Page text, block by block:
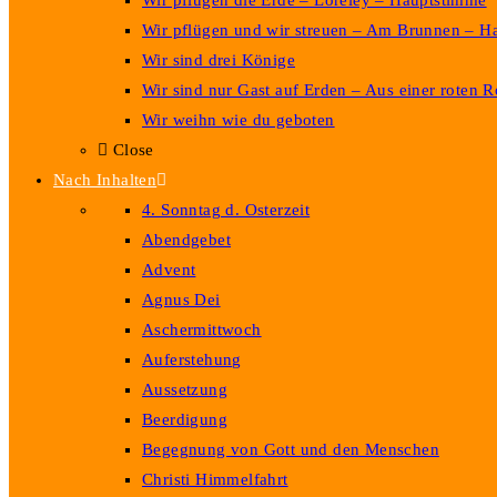
Wir pflügen und wir streuen – Am Brunnen –
Wir sind drei Könige
Wir sind nur Gast auf Erden – Aus einer roten
Wir weihn wie du geboten
Close
Nach Inhalten
4. Sonntag d. Osterzeit
Abendgebet
Advent
Agnus Dei
Aschermittwoch
Auferstehung
Aussetzung
Beerdigung
Begegnung von Gott und den Menschen
Christi Himmelfahrt